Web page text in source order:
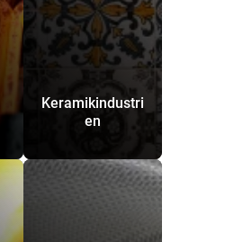
Keramikindustri
en